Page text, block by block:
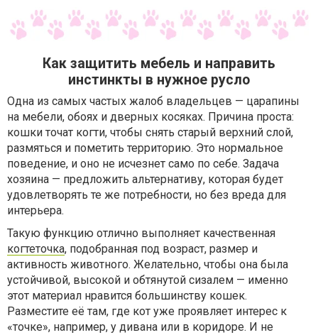
Как защитить мебель и направить
инстинкты в нужное русло
Одна из самых частых жалоб владельцев — царапины
на мебели, обоях и дверных косяках. Причина проста:
кошки точат когти, чтобы снять старый верхний слой,
размяться и пометить территорию. Это нормальное
поведение, и оно не исчезнет само по себе. Задача
хозяина — предложить альтернативу, которая будет
удовлетворять те же потребности, но без вреда для
интерьера.
Такую функцию отлично выполняет качественная
когтеточка, подобранная под возраст, размер и
активность животного. Желательно, чтобы она была
устойчивой, высокой и обтянутой сизалем — именно
этот материал нравится большинству кошек.
Разместите её там, где кот уже проявляет интерес к
«точке», например, у дивана или в коридоре. И не